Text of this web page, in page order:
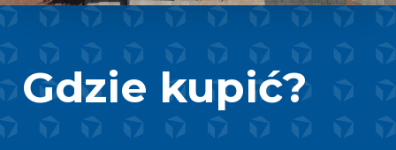
Gdzie kupić?